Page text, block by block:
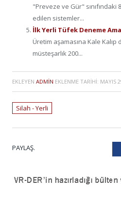
"Preveze ve Gür" sınıfındaki
edilen sistemler...
İlk Yerli Tüfek Deneme
Üre­tim aşa­ma­sı­na Ka­le Ka­lıp
müs­te­şar­lık 200...
EKLEYEN ADMIN EKLENME TARIHI: MAYIS
Silah - Yerli
PAYLAŞ.